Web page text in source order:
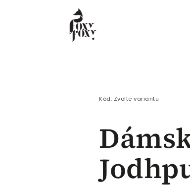
Pánské Děti
Kód: Zvolte variantu